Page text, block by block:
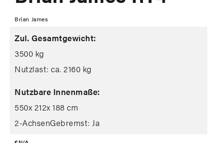
Brian James
Zul. Gesamtgewicht:
3500 kg
Nutzlast: ca. 2160 kg
Nutzbare Innenmaße:
550x 212x 188 cm
2-AchsenGebremst: Ja